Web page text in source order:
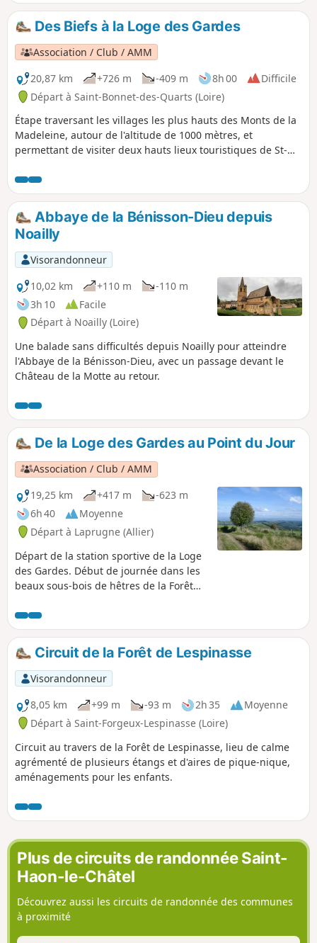
avec repas). Circuit donnant la priorité aux petits chemins
sans circulation de véhicules à moteur et aux beaux points
de vue sur la plaine roannaise.
Des Biefs à la Loge des Gardes
Association / Club / AMM
20,87 km
+726 m -409 m 8h 00
Difficile
Départ à Saint-Bonnet-des-Quarts (Loire)
Étape traversant les villages les plus hauts des Monts de la
Madeleine, autour de l'altitude de 1000 mètres, et
permettant de visiter deux hauts lieux touristiques de St-
La majorité du parcours se fait en forêt de feuillus, domaine
des champignons. L'arrivée se fait à la station sportive de la
Loge des Gardes où l'on peut se loger (hôtel-restaurant).
Abbaye de la Bénisson-Dieu depuis
Noailly
Visorandonneur
10,02 km
+110 m
-110 m
3h 10
Facile
Départ à Noailly (Loire)
Une balade sans difficultés depuis Noailly pour atteindre
l'Abbaye de la Bénisson-Dieu, avec un passage devant le
Château de la Motte au retour.
De la Loge des Gardes au Point du Jour
Association / Club / AMM
19,25 km
+417 m
-623 m
6h 40
Moyenne
Départ à Laprugne (Allier)
Départ de la station sportive de la Loge
des Gardes. Début de journée dans les
beaux sous-bois de hêtres de la Forêt
1000 mètres d'altitude, avant de
descendre, ensuite, sur les plateaux
plus ouverts des hauts de La Tuilière et
de Cherier, avec de beaux points de vue.
Pour finir au gîte Refuge du Point du
Jour (nuitée et repas à base de produits
de la ferme) (alt. 870 mètres).
Circuit de la Forêt de Lespinasse
Visorandonneur
8,05 km
+99 m -93 m 2h 35
Moyenne
Départ à Saint-Forgeux-Lespinasse (Loire)
Circuit au travers de la Forêt de Lespinasse, lieu de calme
agrémenté de plusieurs étangs et d'aires de pique-nique,
aménagements pour les enfants.
Plus de circuits de randonnée Saint-
Haon-le-Châtel
Découvrez aussi les circuits de randonnée des communes
à proximité